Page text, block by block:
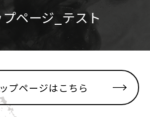
プページ_テスト
プページはこちら